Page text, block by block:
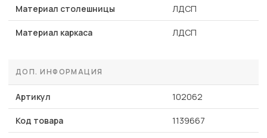
Материал столешницы ЛДСП
Материал каркаса ЛДСП
ДОП. ИНФОРМАЦИЯ
Артикул 102062
Код товара 1139667